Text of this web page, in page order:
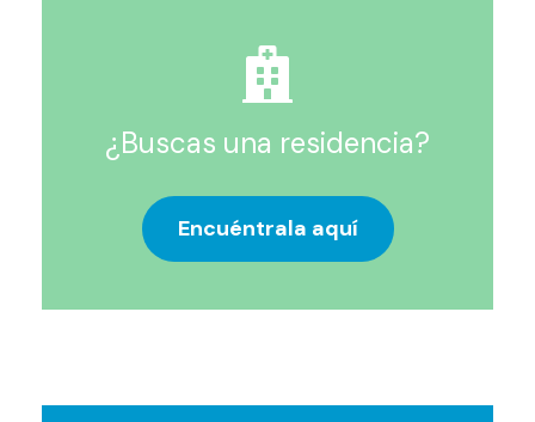
¿Buscas una residencia?
Encuéntrala aquí